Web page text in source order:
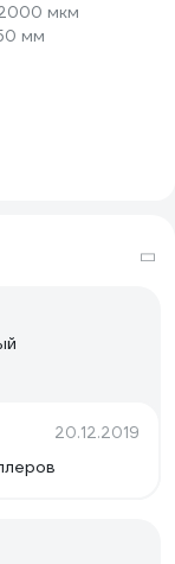
мкм
мм
20.12.2019